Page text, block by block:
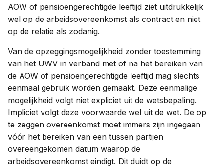
AOW of pensioengerechtigde leeftijd ziet uitdrukkelijk
wel op de arbeidsovereenkomst als contract en niet
op de relatie als zodanig.
Van de opzeggingsmogelijkheid zonder toestemming
van het UWV in verband met of na het bereiken van
de AOW of pensioengerechtigde leeftijd mag slechts
eenmaal gebruik worden gemaakt. Deze eenmalige
mogelijkheid volgt niet expliciet uit de wetsbepaling.
Impliciet volgt deze voorwaarde wel uit de wet. De op
te zeggen overeenkomst moet immers zijn ingegaan
vóór het bereiken van een tussen partijen
overeengekomen datum waarop de
arbeidsovereenkomst eindigt. Dit duidt op de